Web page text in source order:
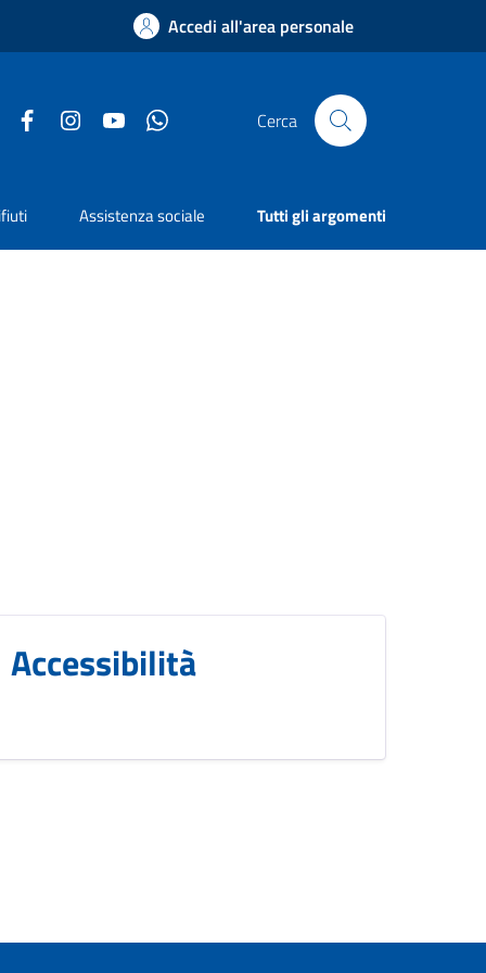
Accedi all'area personale
Facebook InstagramYouTube Cerca
Assistenza sociale Tutti gli argomenti
Accessibilità